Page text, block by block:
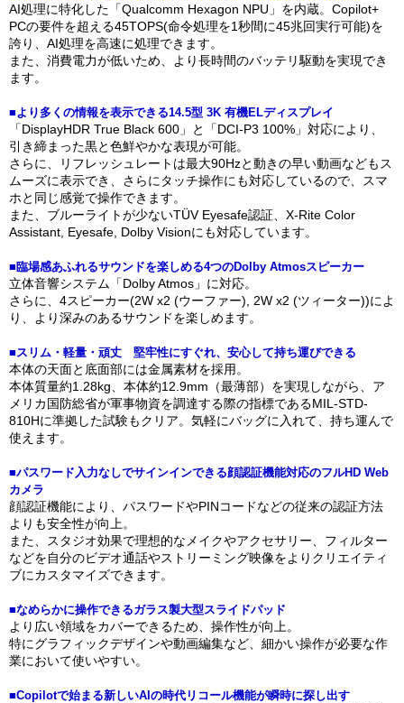
AI処理に特化した「Qualcomm Hexagon NPU」を内蔵。Copilot+
PCの要件を超える45TOPS(命令処理を1秒間に45兆回実行可能)を
誇り、AI処理を高速に処理できます。
また、消費電力が低いため、より長時間のバッテリ駆動を実現でき
ます。
■より多くの情報を表示できる14.5型 3K 有機ELディスプレイ
「DisplayHDR True Black 600」と「DCI-P3 100%」対応により、
引き締まった黒と色鮮やかな表現が可能。
さらに、リフレッシュレートは最大90Hzと動きの早い動画などもス
ムーズに表示でき、さらにタッチ操作にも対応しているので、スマ
ホと同じ感覚で操作できます。
また、ブルーライトが少ないTÜV Eyesafe認証、X-Rite Color
Assistant, Eyesafe, Dolby Visionにも対応しています。
■臨場感あふれるサウンドを楽しめる4つのDolby Atmosスピーカー
立体音響システム「Dolby Atmos」に対応。
さらに、4スピーカー(2W x2 (ウーファー), 2W x2 (ツィーター))によ
り、より深みのあるサウンドを楽しめます。
■スリム・軽量・頑丈 堅牢性にすぐれ、安心して持ち運びできる
本体の天面と底面部には金属素材を採用。
本体質量約1.28kg、本体約12.9mm（最薄部）を実現しながら、ア
メリカ国防総省が軍事物資を調達する際の指標であるMIL-STD-
810Hに準拠した試験もクリア。気軽にバッグに入れて、持ち運んで
使えます。
■パスワード入力なしでサインインできる顔認証機能対応のフルHD Web
カメラ
顔認証機能により、パスワードやPINコードなどの従来の認証方法
よりも安全性が向上。
また、スタジオ効果で理想的なメイクやアクセサリー、フィルター
などを自分のビデオ通話やストリーミング映像をよりクリエイティ
ブにカスタマイズできます。
■なめらかに操作できるガラス製大型スライドパッド
より広い領域をカバーできるため、操作性が向上。
特にグラフィックデザインや動画編集など、細かい操作が必要な作
業において使いやすい。
■Copilotで始まる新しいAIの時代リコール機能が瞬時に探し出す